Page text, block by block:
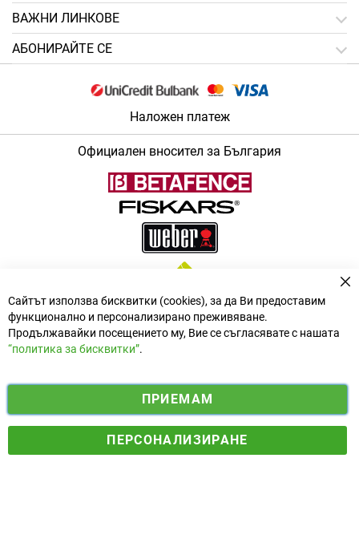
ВАЖНИ ЛИНКОВЕ
АБОНИРАЙТЕ СЕ
Наложен платеж
Официален вносител за България
© 2025 Ogradina.bg Всички права запазени. | Обменен курс:
f
a
i
n
s
y
o
u
Електронен магазин
Сайтът използва бисквитки (cookies), за да Ви предоставим
функционално и персонализирано преживяване.
Продължавайки посещението му, Вие се съгласявате с нашата
“политика за бисквитки”.
ПРИЕМАМ
ПЕРСОНАЛИЗИРАНЕ